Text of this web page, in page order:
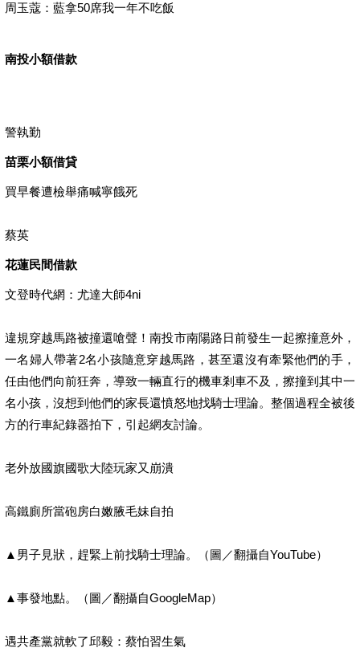
周玉蔻：藍拿50席我一年不吃飯
南投小額借款
警執勤
苗栗小額借貸
買早餐遭檢舉痛喊寧餓死
蔡英
花蓮民間借款
文登時代網：尤達大師4ni
違規穿越馬路被撞還嗆聲！南投市南陽路日前發生一起擦撞意外，
一名婦人帶著2名小孩隨意穿越馬路，甚至還沒有牽緊他們的手，
任由他們向前狂奔，導致一輛直行的機車剎車不及，擦撞到其中一
名小孩，沒想到他們的家長還憤怒地找騎士理論。整個過程全被後
方的行車紀錄器拍下，引起網友討論。
老外放國旗國歌大陸玩家又崩潰
高鐵廁所當砲房白嫩腋毛妹自拍
▲男子見狀，趕緊上前找騎士理論。（圖／翻攝自YouTube）
▲事發地點。（圖／翻攝自GoogleMap）
遇共產黨就軟了邱毅：蔡怕習生氣